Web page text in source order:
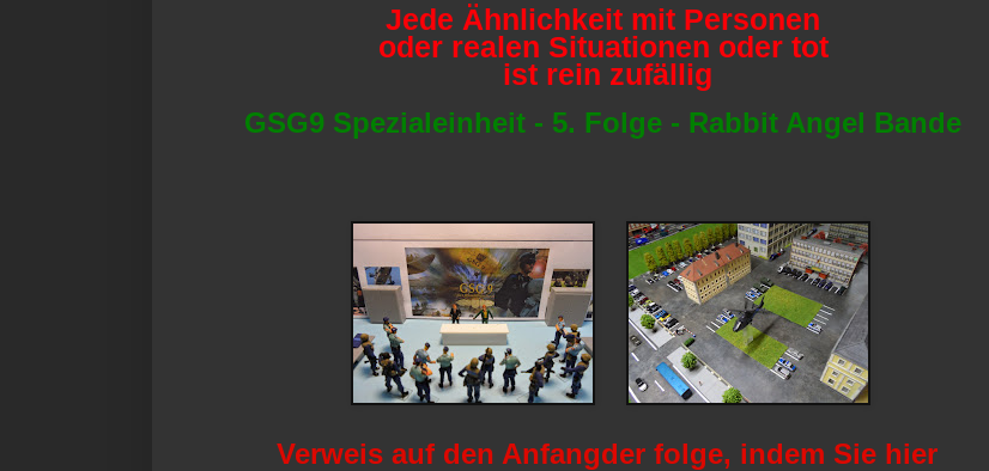
Jede Ähnlichkeit mit Personen
oder realen Situationen oder tot
ist rein zufällig
GSG9 Spezialeinheit - 5. Folge - Rabbit Angel Bande
Verweis auf den Anfangder folge, indem Sie hier